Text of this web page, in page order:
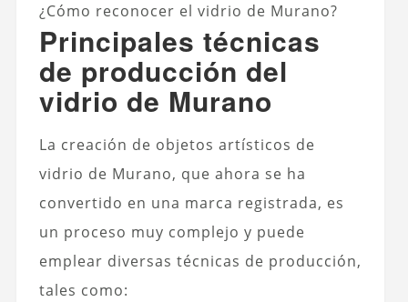
¿Cómo reconocer el vidrio de Murano?
Principales técnicas
de producción del
vidrio de Murano
La creación de objetos artísticos de
vidrio de Murano, que ahora se ha
convertido en una marca registrada, es
un proceso muy complejo y puede
emplear diversas técnicas de producción,
tales como: